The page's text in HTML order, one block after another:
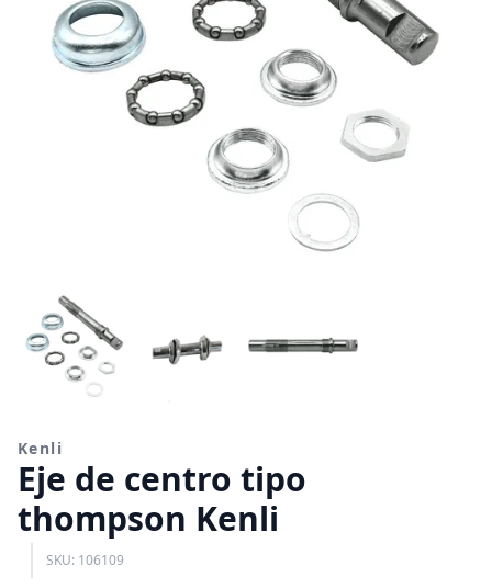
Kenli
Eje de centro tipo
thompson Kenli
SKU: 106109